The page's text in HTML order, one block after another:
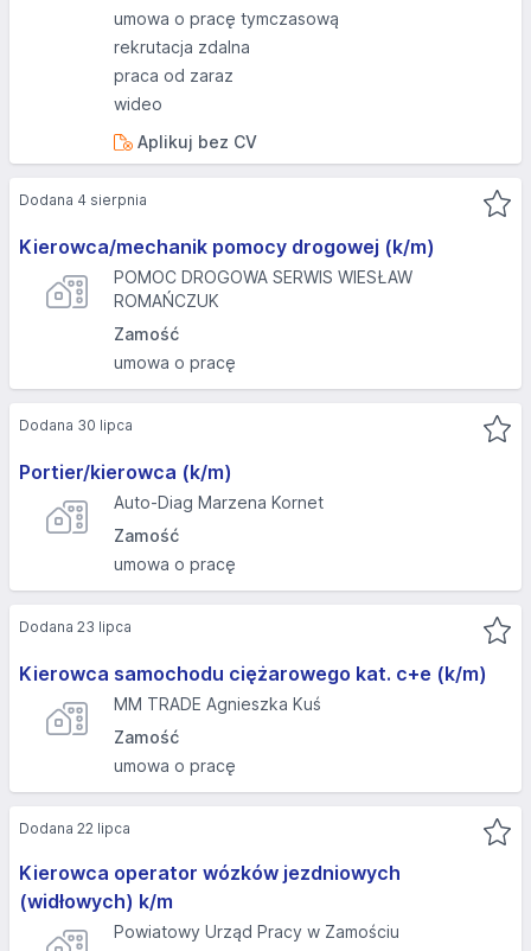
umowa o pracę tymczasową
rekrutacja zdalna
praca od zaraz
wideo
Aplikuj bez CV
Kierowca/mechanik pomocy drogowej (k/m)
POMOC DROGOWA SERWIS WIESŁAW
ROMAŃCZUK
Zamość
umowa o pracę
Dodana 4 sierpnia
Portier/kierowca (k/m)
Auto-Diag Marzena Kornet
Zamość
umowa o pracę
Dodana 30 lipca
Kierowca samochodu ciężarowego kat. c+e (k/m)
MM TRADE Agnieszka Kuś
Zamość
umowa o pracę
Dodana 23 lipca
Kierowca operator wózków jezdniowych
(widłowych) k/m
Powiatowy Urząd Pracy w Zamościu
Dodana 22 lipca